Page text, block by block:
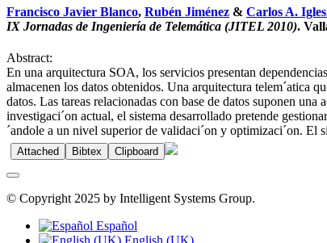
Francisco Javier Blanco, Rubén Jiménez & Carlos A.
IX Jornadas de Ingeniería de Telemática (JITEL 2010).
Abstract:
En una arquitectura SOA, los servicios presentan
almacenen los datos obtenidos. Una arquitectura telem´atica
datos. Las tareas relacionadas con base de datos suponen
investigaci´on actual, el sistema desarrollado pretende
´andole a un nivel superior de validaci´on y optimizaci´on. El
Attached Bibtex Clipboard
© Copyright 2025 by Intelligent Systems Group.
Español
English (UK)